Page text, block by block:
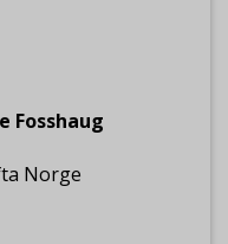
Fosshaug
Norge